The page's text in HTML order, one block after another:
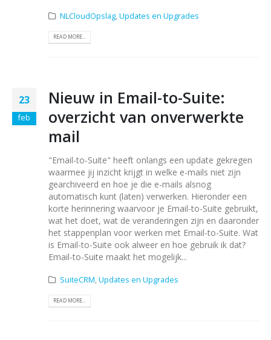
NLCloudOpslag,Updates en Upgrades
READ MORE...
23
feb
Nieuw in Email-to-Suite:
overzicht van onverwerkte
mail
"Email-to-Suite" heeft onlangs een update gekregen
waarmee jij inzicht krijgt in welke e-mails niet zijn
gearchiveerd en hoe je die e-mails alsnog
automatisch kunt (laten) verwerken. Hieronder een
korte herinnering waarvoor je Email-to-Suite gebruikt,
wat het doet, wat de veranderingen zijn en daaronder
het stappenplan voor werken met Email-to-Suite. Wat
is Email-to-Suite ook alweer en hoe gebruik ik dat?
Email-to-Suite maakt het mogelijk...
SuiteCRM,Updates en Upgrades
READ MORE...